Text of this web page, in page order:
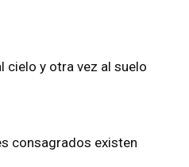
cielo y otra vez al suelo
consagrados existen